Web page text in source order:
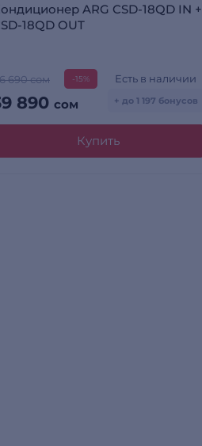
ARG CSD-18QD IN +
18QD OUT
690 сом -15%
890 сом
Есть в наличии
+ до 1 197 бонусов
Купить